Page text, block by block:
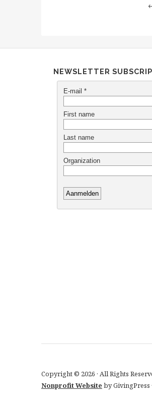
NEWSLETTER
Copyright © 2026 · All Rights
Nonprofit Website by GivingPress ·